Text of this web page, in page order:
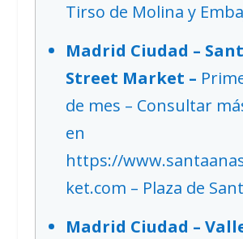
Tirso de Molina y
Madrid Ciudad –
Street Market –
de mes – Consultar
en
https://
ket.com – Plaza de
Madrid Ciudad –